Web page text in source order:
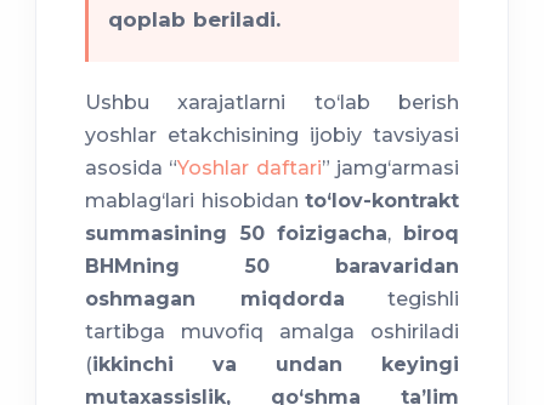
qoplab beriladi.
Ushbu xarajatlarni to‘lab berish
yoshlar etakchisining ijobiy tavsiyasi
asosida “Yoshlar daftari” jamg‘armasi
mablag‘lari hisobidan to‘lov-kontrakt
summasining 50 foizigacha,
biroq
BHMning 50 baravaridan
oshmagan miqdorda tegishli
tartibga muvofiq amalga oshiriladi
(ikkinchi va undan keyingi
mutaxassislik, qo‘shma ta’lim